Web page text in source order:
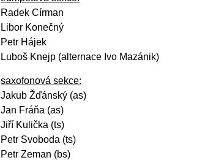
Radek Círman
Libor Konečný
Petr Hájek
Luboš Knejp (alternace Ivo Mazánik)
saxofonová sekce:
Jakub Žďánský (as)
Jan Fráňa (as)
Jiří Kulička (ts)
Petr Svoboda (ts)
Petr Zeman (bs)